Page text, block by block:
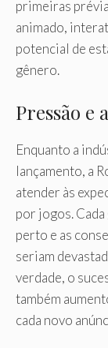
primeiras
animado,
potencial de
gênero.
Pressão e
Enquanto a
lançamento, a
atender às
por jogos.
perto e as
seriam
verdade, o
também
cada novo